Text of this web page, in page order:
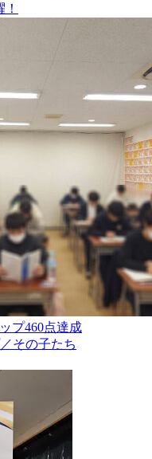
プ460点達成
その子たち